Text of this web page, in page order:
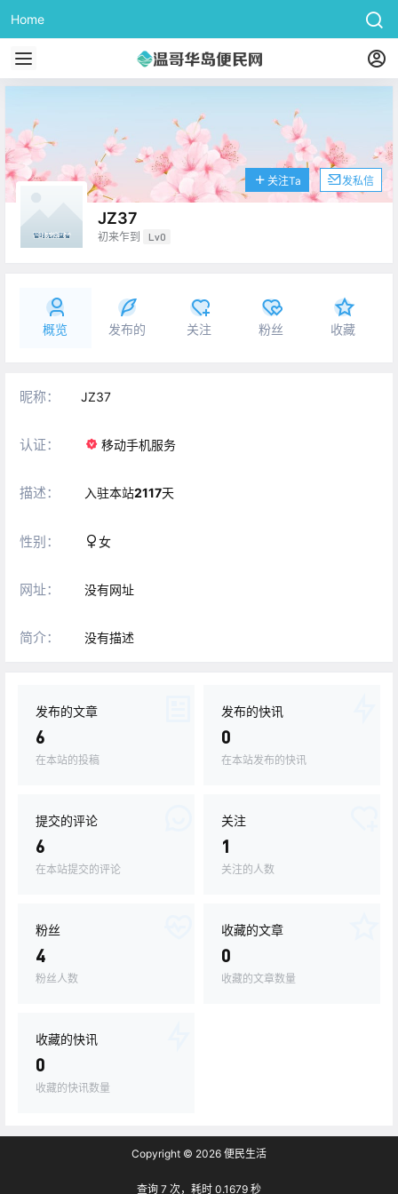
Home
JZ37
初来乍到 Lv0
关注Ta 发私信
概览 发布的 关注 粉丝 收藏
昵称： JZ37
认证： 移动手机服务
描述： 入驻本站2117天
性别： 女
网址： 没有网址
简介： 没有描述
发布的文章
6
在本站的投稿
发布的快讯
0
在本站发布的快讯
提交的评论
6
在本站提交的评论
关注
1
关注的人数
粉丝
4
粉丝人数
收藏的文章
0
收藏的文章数量
收藏的快讯
0
收藏的快讯数量
Copyright © 2026 便民生活
查询 7 次，耗时 0.1679 秒